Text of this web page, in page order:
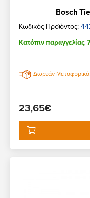
Bosch
Κωδικός Προϊόντος:
Κατόπιν παραγγελίας
Δωρεάν
23,65€